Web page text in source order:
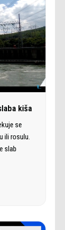
kiša
se
ili rosulu.
slab